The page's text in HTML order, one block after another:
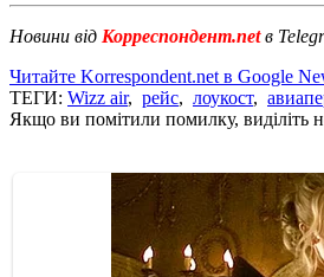
Новини від Корреспондент.netв
Читайте Korrespondent.net в Google
ТЕГИ: Wizz air, рейс, лоукост,
Якщо ви помітили помилку, виділіть